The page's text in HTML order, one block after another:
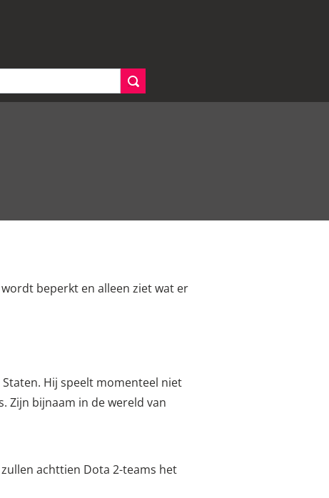
beperkt en alleen ziet wat er
Hij speelt momenteel niet
Zijn bijnaam in de wereld van
achttien Dota 2-teams het